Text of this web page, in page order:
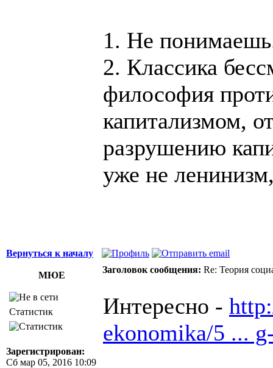
1. Не
2. Классика
философия
капитализмом,
разрушению
уже не
Вернуться к началу
МЮЕ
Заголовок сообщения: Re: Теория
Статистик
Зарегистрирован:
Сб мар 05, 2016 10:09
Интересно -
ekonomika/5 ...